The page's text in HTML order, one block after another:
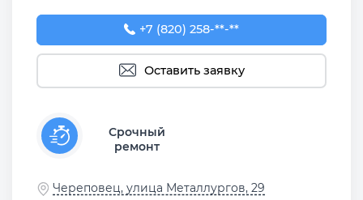
+7 (820) 258-01-80
+7 (820) 258-**-**
Оставить заявку
Срочный
ремонт
Череповец, улица Металлургов, 29